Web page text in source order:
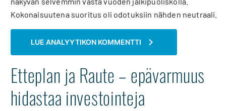
Kokonaisuutena suoritus oli odotuksiin nähden neutraali.
LUE ANALYYTIKON KOMMENTTI
Etteplan ja Raute – epävarmuus
hidastaa investointeja